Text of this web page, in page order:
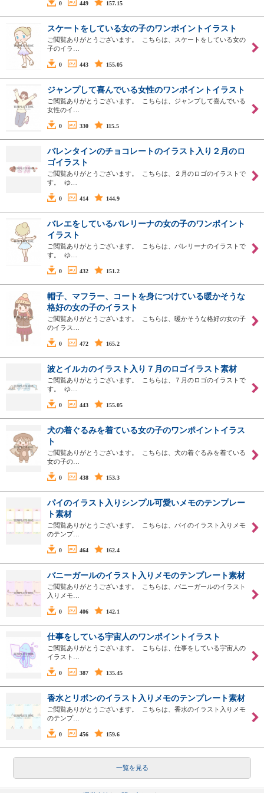
0 449 157.15
スケートをしている女の子のワンポイントイラスト
ご閲覧ありがとうございます。 こちらは、スケートをしている女の
子のイラ…
0 443 155.05
ジャンプして喜んでいる女性のワンポイントイラスト
ご閲覧ありがとうございます。 こちらは、ジャンプして喜んでいる
女性のイ…
0 330 115.5
バレンタインのチョコレートのイラスト入り２月のロ
ゴイラスト
ご閲覧ありがとうございます。 こちらは、２月のロゴのイラストで
す。 ゆ…
0 414 144.9
バレエをしているバレリーナの女の子のワンポイント
イラスト
ご閲覧ありがとうございます。 こちらは、バレリーナのイラストで
す。 ゆ…
0 432 151.2
帽子、マフラー、コートを身につけている暖かそうな
格好の女の子のイラスト
ご閲覧ありがとうございます。 こちらは、暖かそうな格好の女の子
のイラス…
0 472 165.2
波とイルカのイラスト入り７月のロゴイラスト素材
ご閲覧ありがとうございます。 こちらは、７月のロゴのイラストで
す。 ゆ…
0 443 155.05
犬の着ぐるみを着ている女の子のワンポイントイラス
ト
ご閲覧ありがとうございます。 こちらは、犬の着ぐるみを着ている
女の子の…
0 438 153.3
パイのイラスト入りシンプル可愛いメモのテンプレー
ト素材
ご閲覧ありがとうございます。 こちらは、パイのイラスト入りメモ
のテンプ…
0 464 162.4
バニーガールのイラスト入りメモのテンプレート素材
ご閲覧ありがとうございます。 こちらは、バニーガールのイラスト
入りメモ…
0 406 142.1
仕事をしている宇宙人のワンポイントイラスト
ご閲覧ありがとうございます。 こちらは、仕事をしている宇宙人の
イラスト…
0 387 135.45
香水とリボンのイラスト入りメモのテンプレート素材
ご閲覧ありがとうございます。 こちらは、香水のイラスト入りメモ
のテンプ…
0 456 159.6
一覧を見る